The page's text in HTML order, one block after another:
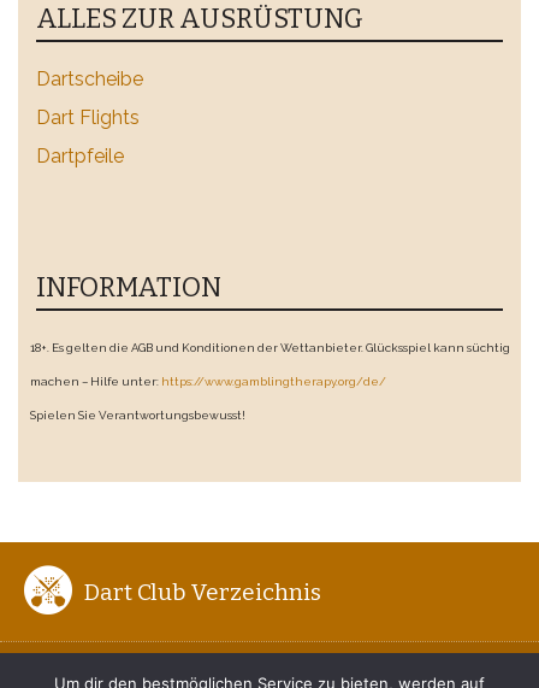
ALLES ZUR AUSRÜSTUNG
Dartscheibe
Dart Flights
Dartpfeile
INFORMATION
18+. Es gelten die AGB und Konditionen der Wettanbieter. Glücksspiel kann süchtig
machen – Hilfe unter: https://www.gamblingtherapy.org/de/
Spielen Sie Verantwortungsbewusst!
Dart Club Verzeichnis
Um dir den bestmöglichen Service zu bieten, werden auf